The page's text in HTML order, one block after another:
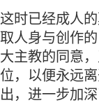
这时已经成人
取人身与创作
大主教的同意
位，以便永远
出，进一步加